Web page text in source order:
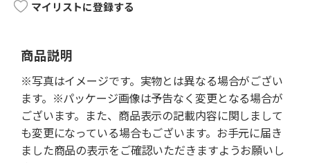
マイリストに登録する
商品説明
※写真はイメージです。実物とは異なる場合がござい
ます。※パッケージ画像は予告なく変更となる場合が
ございます。また、商品表示の記載内容に関しまして
も変更になっている場合もございます。お手元に届き
ました商品の表示をご確認いただきますようお願いし